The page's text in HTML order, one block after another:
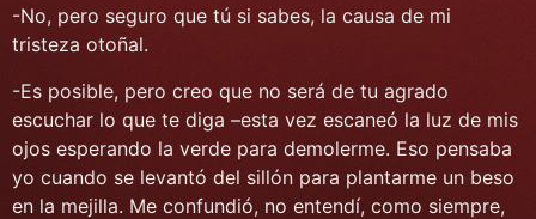
-No, pero seguro que tú si sabes, la causa de mi
tristeza otoñal.
-Es posible, pero creo que no será de tu agrado
escuchar lo que te diga –esta vez escaneó la luz de mis
ojos esperando la verde para demolerme. Eso pensaba
yo cuando se levantó del sillón para plantarme un beso
en la mejilla. Me confundió, no entendí, como siempre,